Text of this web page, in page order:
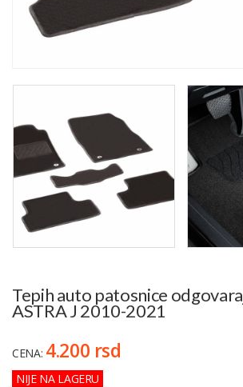
Tepih auto patosnice
ASTRA J 2010-2021
CENA: 4.200 rsd
NIJE NA LAGERU